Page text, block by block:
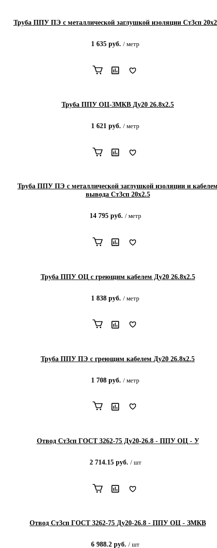
Труба ППУ ПЭ с металлической заглушкой изоляции Ст3сп
1 635 руб. / метр
Труба ППУ ОЦ-ЗМКВ Ду20 26.8x2.5
1 621 руб. / метр
Труба ППУ ПЭ с металлической заглушкой изоляции и
вывода Ст3сп 20х2.5
14 795руб. / метр
Труба ППУ ОЦ с греющим кабелем Ду20 26.8x2.5
1 838 руб. / метр
Труба ППУ ПЭ с греющим кабелем Ду20 26.8x2.5
1 708 руб. / метр
Отвод Ст3сп ГОСТ 3262-75 Ду20-26.8 - ППУ ОЦ - У
2 714.15руб. / шт
Отвод Ст3сп ГОСТ 3262-75 Ду20-26.8 - ППУ ОЦ - ЗМКВ
6 988.2 руб. / шт